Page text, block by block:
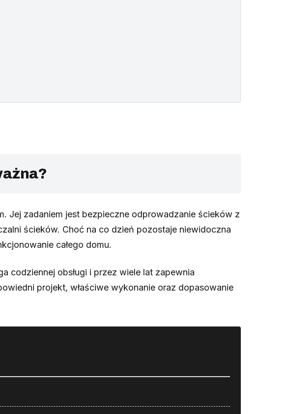
Jej zadaniem jest bezpieczne odprowadzanie ścieków z
ścieków. Choć na co dzień pozostaje niewidoczna
całego domu.
codziennej obsługi i przez wiele lat zapewnia
projekt, właściwe wykonanie oraz dopasowanie